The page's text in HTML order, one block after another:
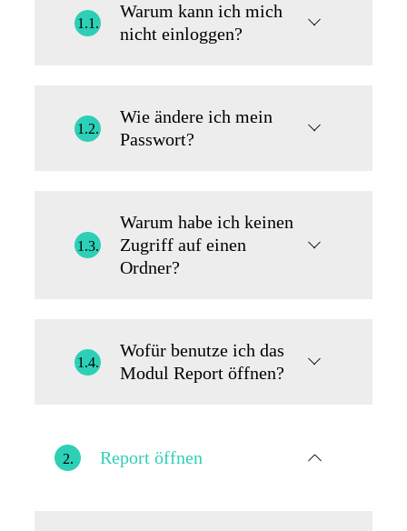
1.1.
Warum kann ich mich
nicht einloggen?
1.2.
Wie ändere ich mein
Passwort?
1.3.
Warum habe ich keinen
Zugriff auf einen
Ordner?
1.4.
Wofür benutze ich das
Modul Report öffnen?
2. Report öffnen